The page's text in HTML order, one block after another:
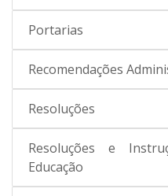
Portarias
Recomendações
Resoluções
Resoluções e
Educação